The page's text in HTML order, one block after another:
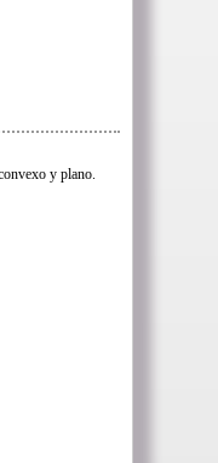
y plano.